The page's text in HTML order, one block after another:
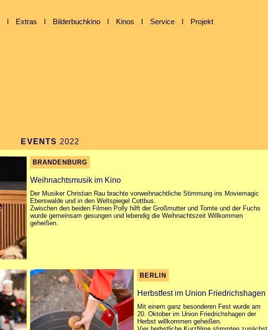
ǀ Extras ǀ Bilderbuchkino ǀ Kinos ǀ Service ǀ Projekt
EVENTS 2022
BRANDENBURG
Weihnachtsmusik im Kino
Der Musiker Christian Rau brachte vorweihnachtliche Stimmung ins Moviemagic
Eberswalde und in den Weltspiegel Cottbus.
Zwischen den beiden Filmen Polly hilft der Großmutter und Tomte und der Fuchs
wurde gemeinsam gesungen und lebendig die Weihnachtszeit Willkommen
geheißen.
BERLIN
Herbstfest im Union Friedrichshagen
Mit einem ganz besonderen Fest wurde am
20. Oktober im Union Friedrichshagen der
Herbst willkommen geheißen.